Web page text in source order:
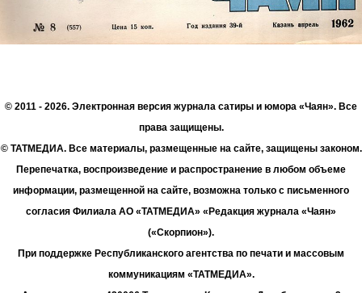
© 2011 - 2026. Электронная версия журнала сатиры и юмора «Чаян». Все
права защищены.
© ТАТМЕДИА. Все материалы, размещенные на сайте, защищены законом.
Перепечатка, воспроизведение и распространение в любом объеме
информации, размещенной на сайте, возможна только с письменного
согласия Филиала АО «ТАТМЕДИА» «Редакция журнала «Чаян»
(«Скорпион»).
При поддержке Республиканского агентства по печати и массовым
коммуникациям «ТАТМЕДИА».